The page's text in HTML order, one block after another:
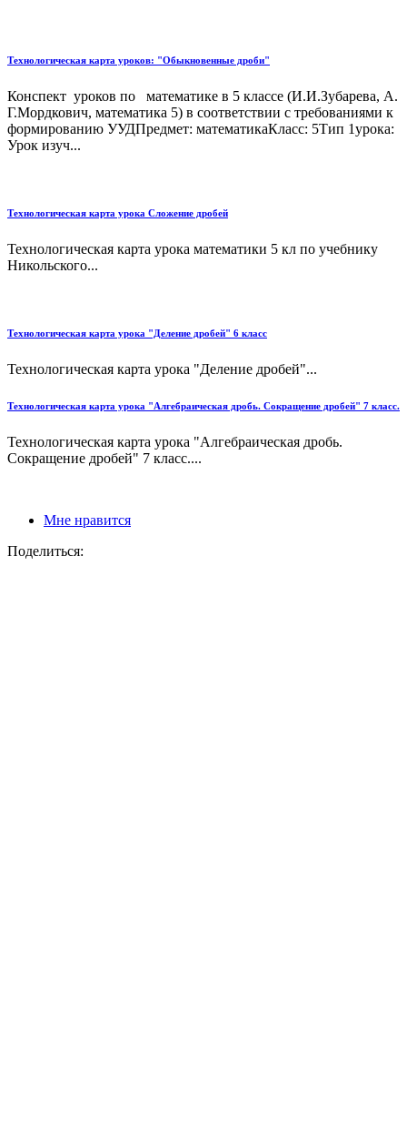
Технологическая карта уроков: "Обыкновенные дроби"
Конспект уроков по математике в 5 классе (И.И.Зубарева, А.
Г.Мордкович, математика 5) в соответствии с требованиями к
формированию УУДПредмет: математикаКласс: 5Тип 1урока:
Урок изуч...
Технологическая карта урока Сложение дробей
Технологическая карта урока математики 5 кл по учебнику
Никольского...
Технологическая карта урока "Деление дробей" 6 класс
Технологическая карта урока "Деление дробей"...
Технологическая карта урока "Алгебраическая дробь. Сокращение дробей" 7 класс.
Технологическая карта урока "Алгебраическая дробь.
Сокращение дробей" 7 класс....
Мне нравится
Поделиться: